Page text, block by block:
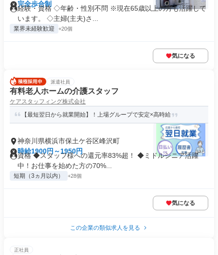
完全歩合制
経験・資格 ◇年齢・性別不問 ※現在65歳以上の方も活躍して
います。 ◇主婦(主夫)さ...
業界未経験歓迎 +20個
気になる
派遣社員
有料老人ホームの介護スタッフ
ケアスタッフィング株式会社
【最短翌日から就業開始】！上場グループで安定×高時給
神奈川県横浜市保土ケ谷区峰沢町
時給1900円～1950円
資格 ◆スタッフ様への還元率83%超！ ◆ミドルシニア活躍
中！お仕事を始めた方の70%...
短期（3ヵ月以内） +28個
気になる
この企業の類似求人を見る
正社員